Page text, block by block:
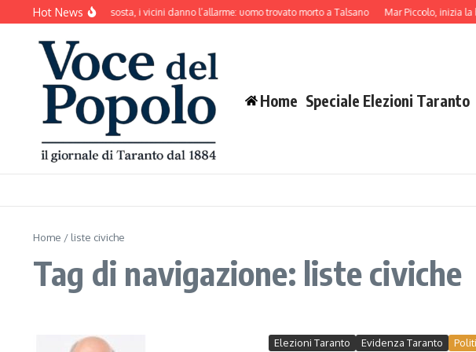
Salta al contenuto
Hot News
Il cane abbaia senza sosta, i vicini danno l’allarme: uomo trovato morto a Talsano Mar Piccolo, inizia la
Home Speciale Elezioni Taranto
Home / liste civiche
Tag di navigazione: liste civiche
Elezioni Taranto Evidenza Taranto